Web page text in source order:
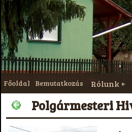
Főoldal Bemutatkozás Rólunk
Polgármesteri